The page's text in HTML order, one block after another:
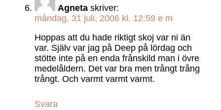
Agneta skriver:
måndag, 31 juli, 2006 kl. 12:59 e m
Hoppas att du hade riktigt skoj var ni än
var. Själv var jag på Deep på lördag och
stötte inte på en enda frånskild man i övre
medelåldern. Det var bra men trångt trång
trångt. Och varmt varmt varmt.
Svara